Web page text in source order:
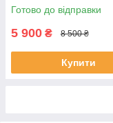
Готово до відправки
5 900 ₴ 8 500 ₴
Купити